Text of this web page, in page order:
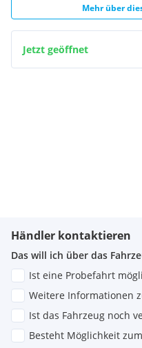
Mehr über
Jetzt geöffnet
Händler kontaktieren
Das will ich über das
Ist eine Probefahrt
Weitere Informationen
Ist das Fahrzeug noch
Besteht Möglichkeit